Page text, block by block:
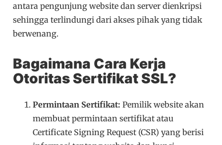
antara pengunjung website dan server dienkripsi
sehingga terlindungi dari akses pihak yang tidak
berwenang.
Bagaimana Cara Kerja
Otoritas Sertifikat SSL?
Permintaan Sertifikat: Pemilik website akan
membuat permintaan sertifikat atau
Certificate Signing Request (CSR) yang berisi